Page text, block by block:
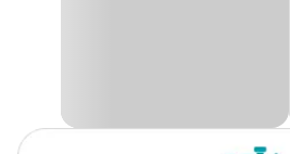
Composição Fipronil
Afaste o pelo na região da nuca ou